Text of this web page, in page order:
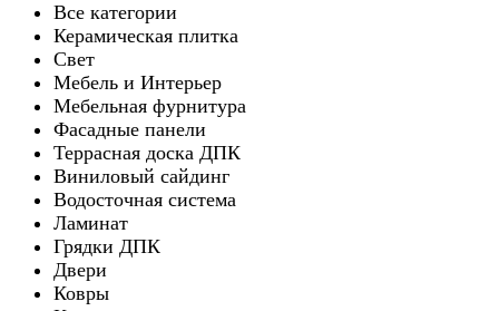
Все категории
Керамическая плитка
Свет
Мебель и Интерьер
Мебельная фурнитура
Фасадные панели
Террасная доска ДПК
Виниловый сайдинг
Водосточная система
Ламинат
Грядки ДПК
Двери
Ковры